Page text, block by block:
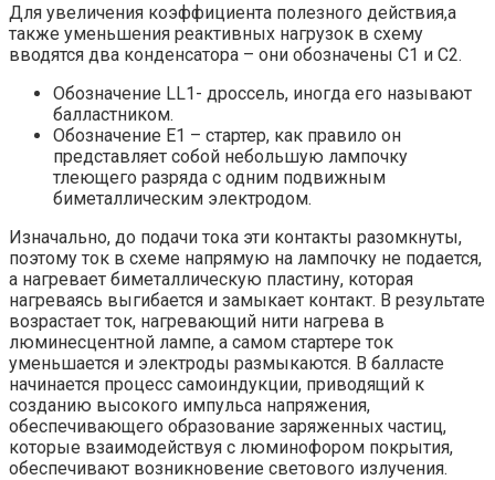
Для увеличения коэффициента полезного действия,a
также уменьшения реактивных нагрузок в схему
вводятся два конденсатора – они обозначены С1 и С2.
Обозначение LL1- дроссель, иногда его называют
балластником.
Обозначение Е1 – стартер, как правило он
представляет собой небольшую лампочку
тлеющего разряда c одним подвижным
биметаллическим электродом.
Изначально, до подачи тока эти контакты разомкнуты,
поэтому ток в схеме напрямую на лампочку не подается,
а нагревает биметаллическую пластину, которая
нагреваясь выгибается и замыкает контакт. В результате
возрастает ток, нагревающий нити нагрева в
люминесцентной лампе, а самом стартере ток
уменьшается и электроды размыкаются. В балласте
начинается процесс самоиндукции, приводящий к
созданию высокого импульса напряжения,
обеспечивающего образование заряженных частиц,
которые взаимодействуя с люминофором покрытия,
обеспечивают возникновение светового излучения.